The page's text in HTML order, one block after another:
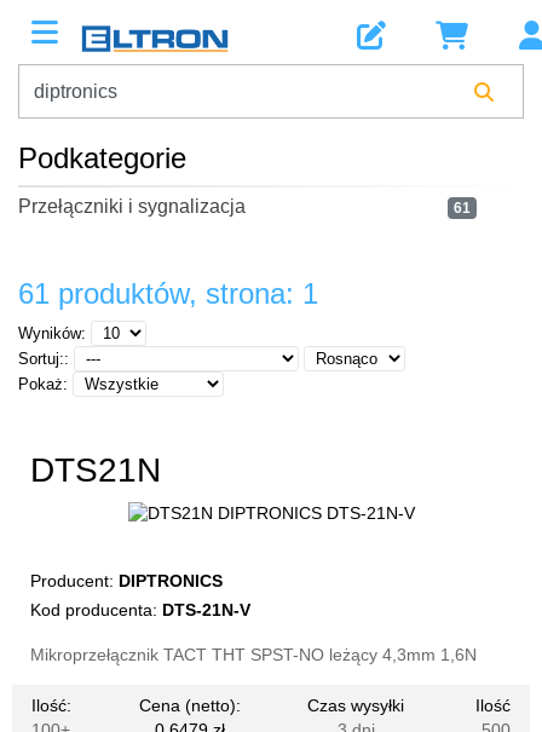
Podkategorie
Przełączniki i sygnalizacja 61
61 produktów, strona: 1
Wyników:
Sortuj::
Pokaż:
DTS21N
Producent: DIPTRONICS
Kod producenta: DTS-21N-V
Mikroprzełącznik TACT THT SPST-NO leżący 4,3mm 1,6N
Ilość:
Cena (netto):
Czas wysyłki
Ilość